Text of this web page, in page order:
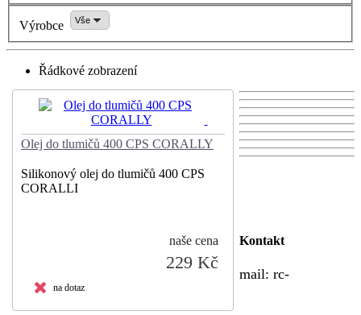
Výrobce Vše
Řádkové zobrazení
Olej do tlumičů 400 CPS CORALLY
Silikonový olej do tlumičů 400 CPS
CORALLI
naše cena
229 Kč
na dotaz
Kontakt
mail: rc-